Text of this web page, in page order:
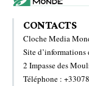
CONTACTS
Cloche Media
Site d’informations
2 Impasse des
Téléphone :